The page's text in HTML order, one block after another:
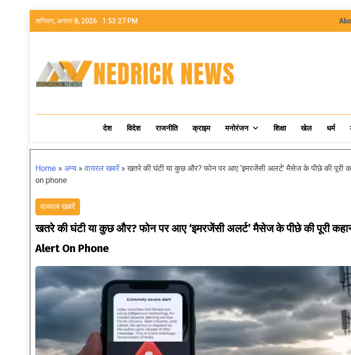
शनिवार, अगस्त 8, 2026 1:53:29 PM
NEDRICK NEWS
देश विदेश राजनीति क्राइम मनोरंजन शिक्षा खेल धर्म
Home » अन्य »वायरल खबरें »खतरे की घंटी या कुछ और? फोन पर आए ‘इमरजेंसी अलर्ट’ मैसेज के पीछे की पूरी
on phone
वायरल खबरें
खतरे की घंटी या कुछ और? फोन पर आए ‘इमरजेंसी अलर्ट’ मैसेज के पीछे की पूरी
Alert On Phone